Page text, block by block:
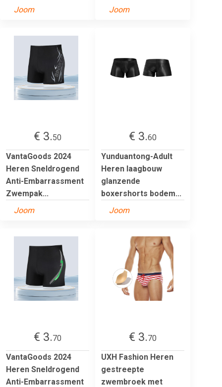
Joom
Joom
€ 3.50
VantaGoods 2024
Heren Sneldrogend
Anti-Embarrassment
Zwempak...
Joom
€ 3.60
Yunduantong-Adult
Heren laagbouw
glanzende
boxershorts bodem...
Joom
€ 3.70
VantaGoods 2024
Heren Sneldrogend
Anti-Embarrassment
€ 3.70
UXH Fashion Heren
gestreepte
zwembroek met